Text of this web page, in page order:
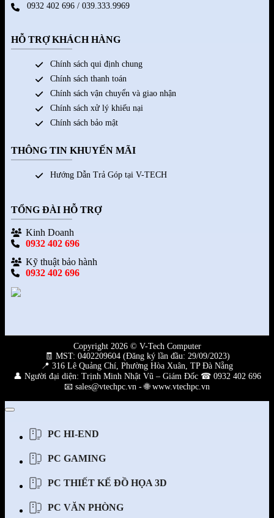
0932 402 696 / 039.333.9969
HỖ TRỢ KHÁCH HÀNG
Chính sách qui định chung
Chính sách thanh toán
Chính sách vận chuyển và giao nhận
Chính sách xử lý khiếu nại
Chính sách bảo mật
THÔNG TIN KHUYẾN MÃI
Hướng Dẫn Trả Góp tại V-TECH
TỔNG ĐÀI HỖ TRỢ
Kinh Doanh
0932 402 696
Kỹ thuật bảo hành
0932 402 696
Copyright 2026 © V-Tech Computer
🧾 MST: 0402209604 (Đăng ký lần đầu: 29/09/2023)
📍 316 Lê Quảng Chí, Phường Hòa Xuân, TP Đà Nẵng
👤 Người đại diện: Trịnh Minh Nhật Vũ – Giám Đốc ☎ 0932 402 696
📧 sales@vtechpc.vn - 🌐 www.vtechpc.vn
PC HI-END
PC GAMING
PC THIẾT KẾ ĐỒ HỌA 3D
PC VĂN PHÒNG